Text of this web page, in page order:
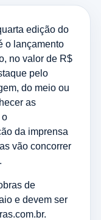
edição do
o lançamento
no valor de R$
pelo
do meio ou
as
o
da imprensa
vão concorrer
de
e devem ser
.